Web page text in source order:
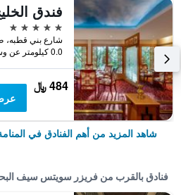
5 نجوم
0.0 كيلومتر عن وسط المدينة
484 ﷼
شاهد المزيد من أهم الفنادق في
فنادق بالقرب من فريزر سويتس سيف